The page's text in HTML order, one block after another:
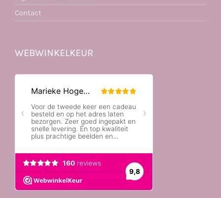
Contact
WEBWINKELKEUR